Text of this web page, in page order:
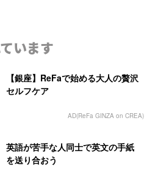
います
【銀座】ReFaで始める大人の贅沢
セルフケア
AD(ReFa GINZA on CREA)
英語が苦手な人同士で英文の手紙
を送り合おう